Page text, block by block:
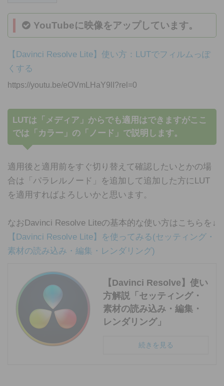
YouTubeに映像をアップしています。
【Davinci Resolve Lite】使い方：LUTでフィルムっぽ
くする
https://youtu.be/eOVmLHaY9lI?rel=0
LUTは「メディア」からでも適用はできますがここ
では「カラー」の「ノード」で説明します。
適用後と適用前をすぐ切り替えて確認したいとかの場
合は「パラレルノード」を追加して追加した方にLUT
を適用すればよろしいかと思います。
なおDavinci Resolve Liteの基本的な使い方はこちらを↓
【Davinci Resolve Lite】を使ってみる(セッティング・
素材の読み込み・編集・レンダリング)
【Davinci Resolve】使い
方解説「セッティング・
素材の読み込み・編集・
レンダリング」
続きを見る